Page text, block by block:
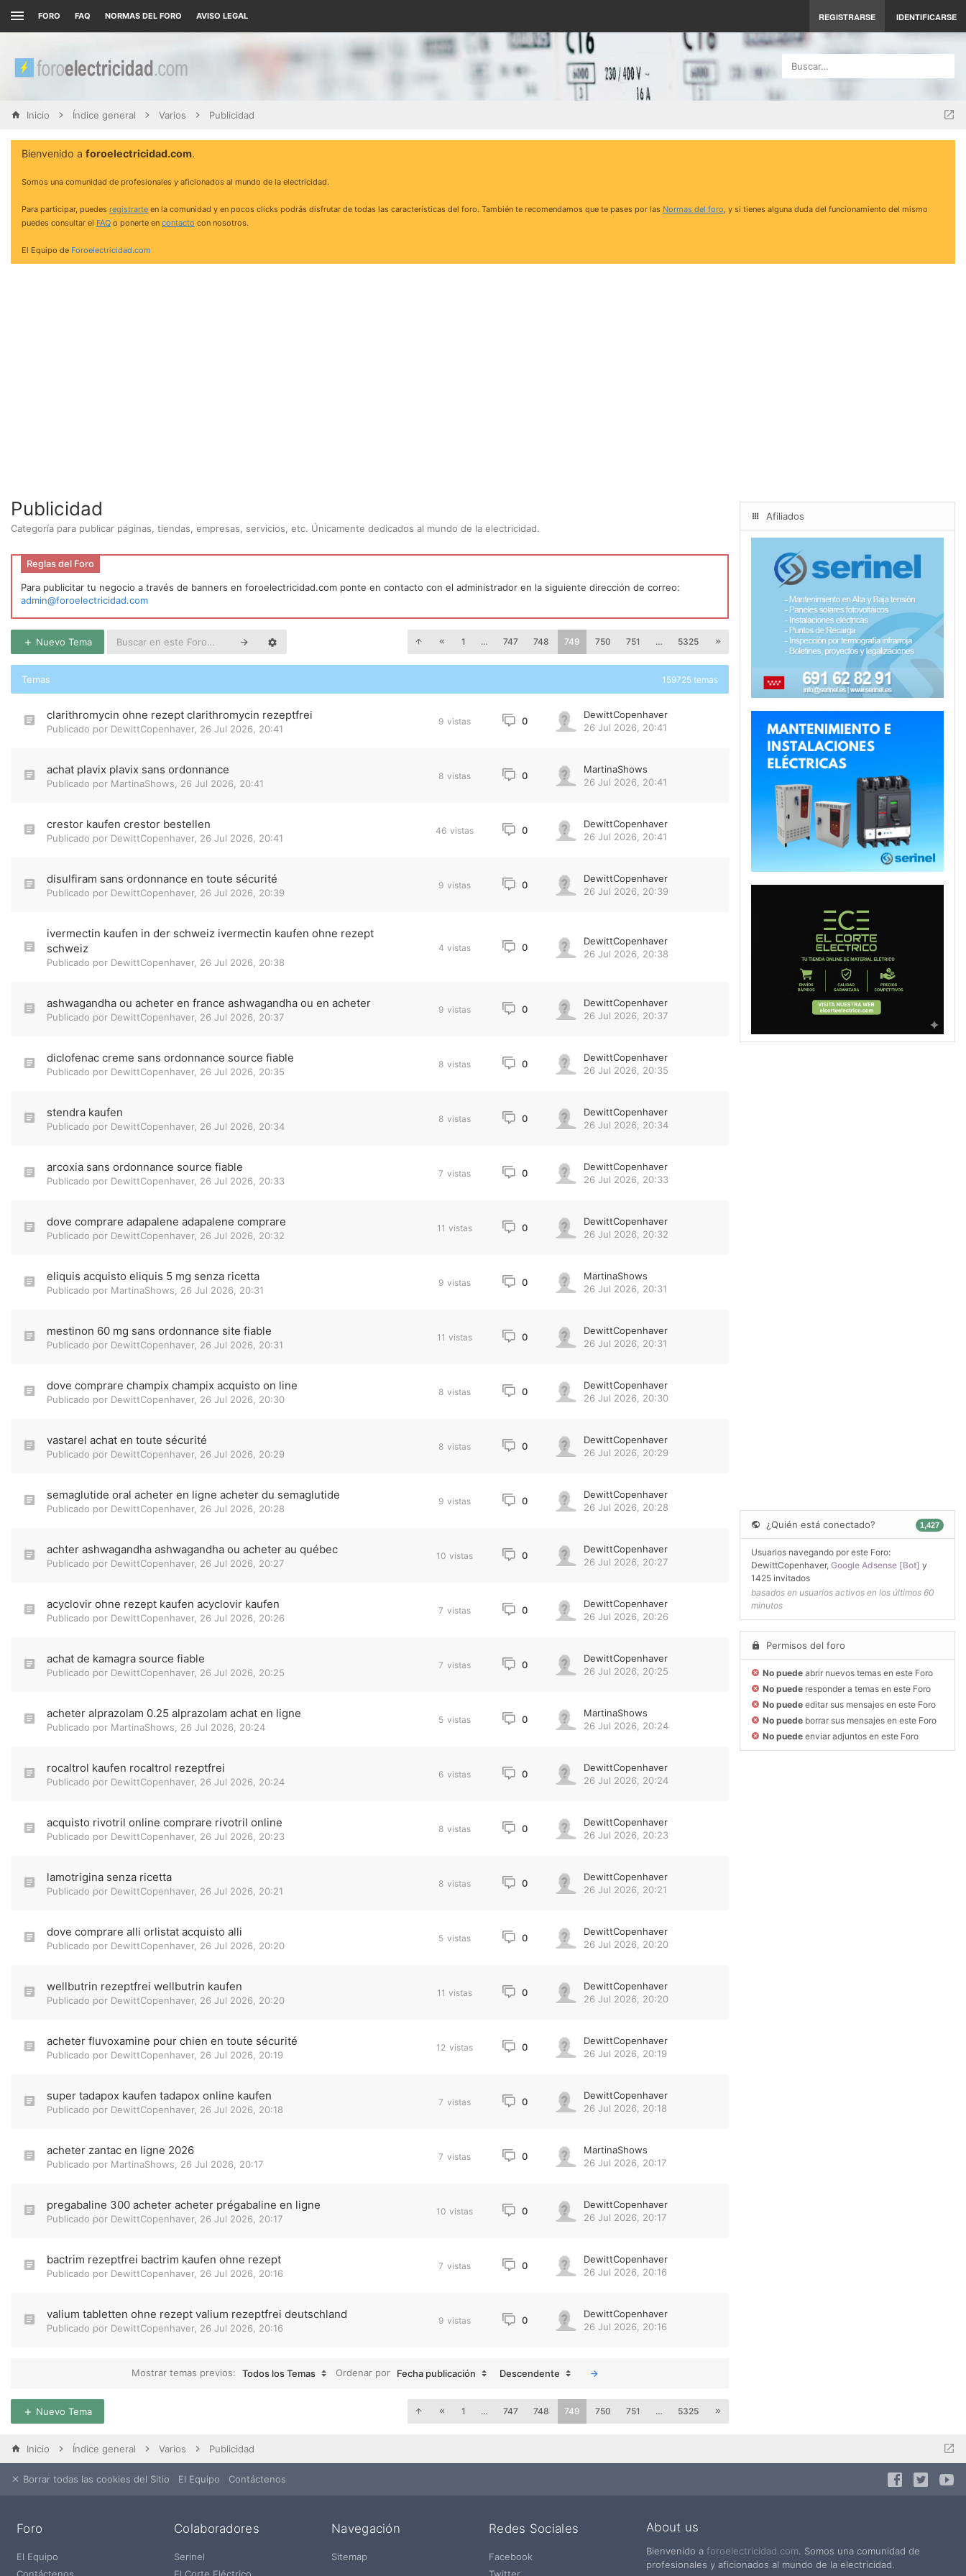
FORO FAQ NORMAS DEL FORO AVISO LEGAL REGISTRARSE IDENTIFICARSE
Buscar…
Inicio Índice general Varios Publicidad
Bienvenido a foroelectricidad.com.
Somos una comunidad de profesionales y aficionados al mundo de la electricidad.
Para participar, puedes registrarte en la comunidad y en pocos clicks podrás disfrutar de todas las características del foro. También te recomendamos que te pases por las Normas del foro, y si tienes alguna duda del funcionamiento del mismo
puedes consultar el FAQ o ponerte en contacto con nosotros.
El Equipo de Foroelectricidad.com
Publicidad
Categoría para publicar páginas, tiendas, empresas, servicios, etc. Únicamente dedicados al mundo de la electricidad.
Reglas del Foro
Para publicitar tu negocio a través de banners en foroelectricidad.com ponte en contacto con el administrador en la siguiente dirección de correo:
admin@foroelectricidad.com
Nuevo Tema 1 … 747 748 749 750 751 … 5325
Temas 159725 temas
clarithromycin ohne rezept clarithromycin rezeptfrei
Publicado por DewittCopenhaver, 26 Jul 2026, 20:41
9 vistas 0
DewittCopenhaver
26 Jul 2026, 20:41
achat plavix plavix sans ordonnance
Publicado por MartinaShows 26 Jul 2026, 20:41
8 vistas 0
MartinaShows
26 Jul 2026, 20:41
crestor kaufen crestor bestellen
Publicado por DewittCopenhaver, 26 Jul 2026, 20:41
46 vistas 0
DewittCopenhaver
26 Jul 2026, 20:41
disulfiram sans ordonnance en toute sécurité
Publicado por DewittCopenhaver, 26 Jul 2026, 20:39
9 vistas 0
DewittCopenhaver
26 Jul 2026, 20:39
ivermectin kaufen in der schweiz ivermectin kaufen ohne rezept
schweiz
Publicado por DewittCopenhaver, 26 Jul 2026, 20:38
4 vistas 0
DewittCopenhaver
26 Jul 2026, 20:38
ashwagandha ou acheter en france ashwagandha ou en acheter
Publicado por DewittCopenhaver, 26 Jul 2026, 20:37
9 vistas 0
DewittCopenhaver
26 Jul 2026, 20:37
diclofenac creme sans ordonnance source fiable
Publicado por DewittCopenhaver, 26 Jul 2026, 20:35
8 vistas 0
DewittCopenhaver
26 Jul 2026, 20:35
stendra kaufen
Publicado por DewittCopenhaver, 26 Jul 2026, 20:34
8 vistas 0
DewittCopenhaver
26 Jul 2026, 20:34
arcoxia sans ordonnance source fiable
Publicado por DewittCopenhaver, 26 Jul 2026, 20:33
7 vistas 0
DewittCopenhaver
26 Jul 2026, 20:33
dove comprare adapalene adapalene comprare
Publicado por DewittCopenhaver, 26 Jul 2026, 20:32
11 vistas 0
DewittCopenhaver
26 Jul 2026, 20:32
eliquis acquisto eliquis 5 mg senza ricetta
Publicado por MartinaShows 26 Jul 2026, 20:31
9 vistas 0
MartinaShows
26 Jul 2026, 20:31
mestinon 60 mg sans ordonnance site fiable
Publicado por DewittCopenhaver, 26 Jul 2026, 20:31
11 vistas 0
DewittCopenhaver
26 Jul 2026, 20:31
dove comprare champix champix acquisto on line
Publicado por DewittCopenhaver, 26 Jul 2026, 20:30
8 vistas 0
DewittCopenhaver
26 Jul 2026, 20:30
vastarel achat en toute sécurité
Publicado por DewittCopenhaver, 26 Jul 2026, 20:29
8 vistas 0
DewittCopenhaver
26 Jul 2026, 20:29
semaglutide oral acheter en ligne acheter du semaglutide
Publicado por DewittCopenhaver, 26 Jul 2026, 20:28
9 vistas 0
DewittCopenhaver
26 Jul 2026, 20:28
achter ashwagandha ashwagandha ou acheter au québec
Publicado por DewittCopenhaver, 26 Jul 2026, 20:27
10 vistas 0
DewittCopenhaver
26 Jul 2026, 20:27
acyclovir ohne rezept kaufen acyclovir kaufen
Publicado por DewittCopenhaver, 26 Jul 2026, 20:26
7 vistas 0
DewittCopenhaver
26 Jul 2026, 20:26
achat de kamagra source fiable
Publicado por DewittCopenhaver, 26 Jul 2026, 20:25
7 vistas 0
DewittCopenhaver
26 Jul 2026, 20:25
acheter alprazolam 0.25 alprazolam achat en ligne
Publicado por MartinaShows 26 Jul 2026, 20:24
5 vistas 0
MartinaShows
26 Jul 2026, 20:24
rocaltrol kaufen rocaltrol rezeptfrei
Publicado por DewittCopenhaver, 26 Jul 2026, 20:24
6 vistas 0
DewittCopenhaver
26 Jul 2026, 20:24
acquisto rivotril online comprare rivotril online
Publicado por DewittCopenhaver, 26 Jul 2026, 20:23
8 vistas 0
DewittCopenhaver
26 Jul 2026, 20:23
lamotrigina senza ricetta
Publicado por DewittCopenhaver, 26 Jul 2026, 20:21
8 vistas 0
DewittCopenhaver
26 Jul 2026, 20:21
dove comprare alli orlistat acquisto alli
Publicado por DewittCopenhaver, 26 Jul 2026, 20:20
5 vistas 0
DewittCopenhaver
26 Jul 2026, 20:20
wellbutrin rezeptfrei wellbutrin kaufen
Publicado por DewittCopenhaver, 26 Jul 2026, 20:20
11 vistas 0
DewittCopenhaver
26 Jul 2026, 20:20
acheter fluvoxamine pour chien en toute sécurité
Publicado por DewittCopenhaver, 26 Jul 2026, 20:19
12 vistas 0
DewittCopenhaver
26 Jul 2026, 20:19
super tadapox kaufen tadapox online kaufen
Publicado por DewittCopenhaver, 26 Jul 2026, 20:18
7 vistas 0
DewittCopenhaver
26 Jul 2026, 20:18
acheter zantac en ligne 2026
Publicado por MartinaShows 26 Jul 2026, 20:17
7 vistas 0
MartinaShows
26 Jul 2026, 20:17
pregabaline 300 acheter acheter prégabaline en ligne
Publicado por DewittCopenhaver, 26 Jul 2026, 20:17
10 vistas 0
DewittCopenhaver
26 Jul 2026, 20:17
bactrim rezeptfrei bactrim kaufen ohne rezept
Publicado por DewittCopenhaver, 26 Jul 2026, 20:16
7 vistas 0
DewittCopenhaver
26 Jul 2026, 20:16
valium tabletten ohne rezept valium rezeptfrei deutschland
Publicado por DewittCopenhaver, 26 Jul 2026, 20:16
9 vistas 0
DewittCopenhaver
26 Jul 2026, 20:16
Mostrar temas previos: Todos los Temas Ordenar por Fecha publicación Descendente
Nuevo Tema 1 … 747 748 749 750 751 … 5325
Afiliados
¿Quién está conectado? 1,427
Usuarios navegando por este Foro:
DewittCopenhaver, Google Adsense [Bot] y
1425 invitados
basados en usuarios activos en los últimos 60
minutos
Permisos del foro
No puede abrir nuevos temas en este Foro
No puede responder a temas en este Foro
No puede editar sus mensajes en este Foro
No puede borrar sus mensajes en este Foro
No puede enviar adjuntos en este Foro
Inicio Índice general Varios Publicidad
Borrar todas las cookies del Sitio El Equipo Contáctenos
Foro
El Equipo
Colaboradores
Serinel
Navegación
Sitemap
Redes Sociales
Facebook
About us
Bienvenido a foroelectricidad.com. Somos una comunidad de
profesionales y aficionados al mundo de la electricidad.